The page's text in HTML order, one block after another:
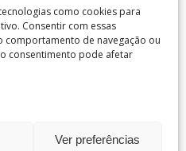
como cookies para
Consentir com essas
de navegação ou
consentimento pode afetar
Ver preferências
reservados.